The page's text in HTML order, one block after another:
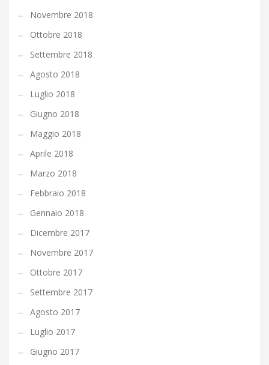
Novembre 2018
Ottobre 2018
Settembre 2018
Agosto 2018
Luglio 2018
Giugno 2018
Maggio 2018
Aprile 2018
Marzo 2018
Febbraio 2018
Gennaio 2018
Dicembre 2017
Novembre 2017
Ottobre 2017
Settembre 2017
Agosto 2017
Luglio 2017
Giugno 2017